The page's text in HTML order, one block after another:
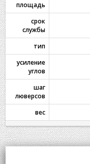
площадь
срок
службы
тип
усиление
углов
шаг
люверсов
вес